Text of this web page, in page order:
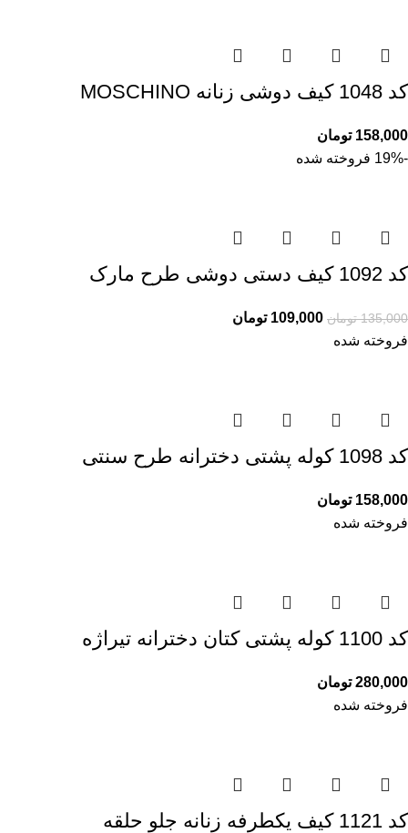
کد 1048 کیف دوشی زنانه MOSCHINO
158,000 تومان
-19%
فروخته شده
کد 1092 کیف دستی دوشی طرح مارک
135,000 تومان 109,000 تومان
فروخته شده
کد 1098 کوله پشتی دخترانه طرح سنتی
158,000 تومان
فروخته شده
کد 1100 کوله پشتی کتان دخترانه تیراژه
280,000 تومان
فروخته شده
کد 1121 کیف یکطرفه زنانه جلو حلقه